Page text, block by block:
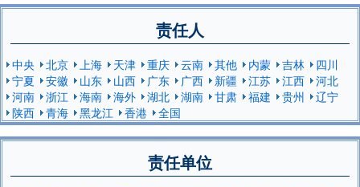
责任人
中央 北京 上海 天津 重庆 云南 其他 内蒙 吉林
四川
宁夏
安徽 山东 山西 广东 广西 新疆 江苏 江西
河北
河南
浙江 海南 海外 湖北 湖南 甘肃 福建 贵州
辽宁
陕西
青海 黑龙江 香港 全国
责任单位